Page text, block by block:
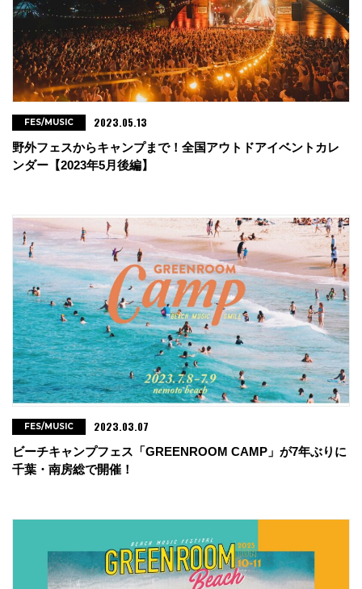
野外フェスからキャンプまで！全国アウトドアイベントカレ
ンダー【2023年5月後編】
FES/MUSIC 2023.05.13
ビーチキャンプフェス「GREENROOM CAMP」が7年ぶりに
千葉・南房総で開催！
FES/MUSIC 2023.03.07